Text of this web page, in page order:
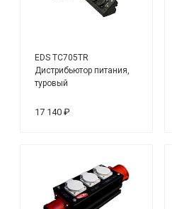
EDS TC705TR
Дистрибьютор питания,
туровый
17 140 ₽